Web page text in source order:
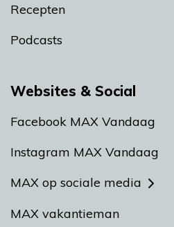
Recepten
Podcasts
Websites & Social
Facebook MAX Vandaag
Instagram MAX Vandaag
MAX op sociale media
MAX vakantieman